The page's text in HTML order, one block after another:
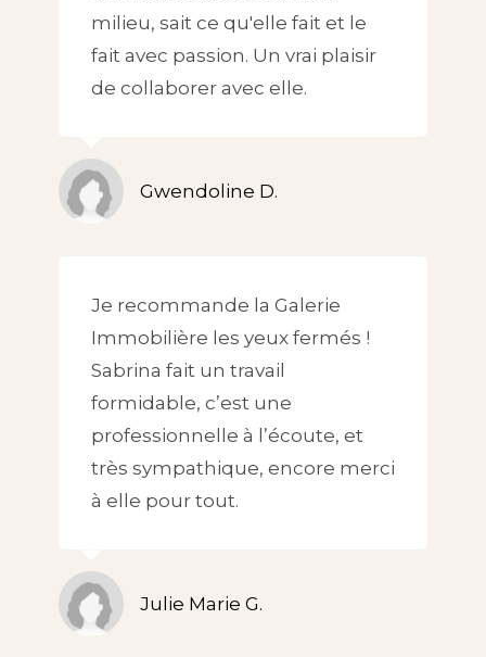
milieu, sait ce qu'elle fait et le
fait avec passion. Un vrai plaisir
de collaborer avec elle.
Gwendoline D.
Je recommande la Galerie
Immobilière les yeux fermés !
Sabrina fait un travail
formidable, c’est une
professionnelle à l’écoute, et
très sympathique, encore merci
à elle pour tout.
Julie Marie G.